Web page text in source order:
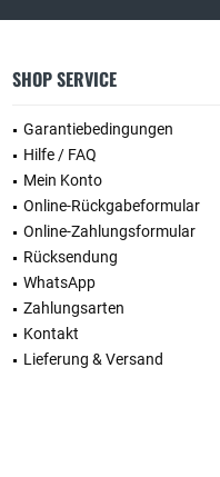
SHOP SERVICE
Garantiebedingungen
Hilfe / FAQ
Mein Konto
Online-Rückgabeformular
Online-Zahlungsformular
Rücksendung
WhatsApp
Zahlungsarten
Kontakt
Lieferung & Versand